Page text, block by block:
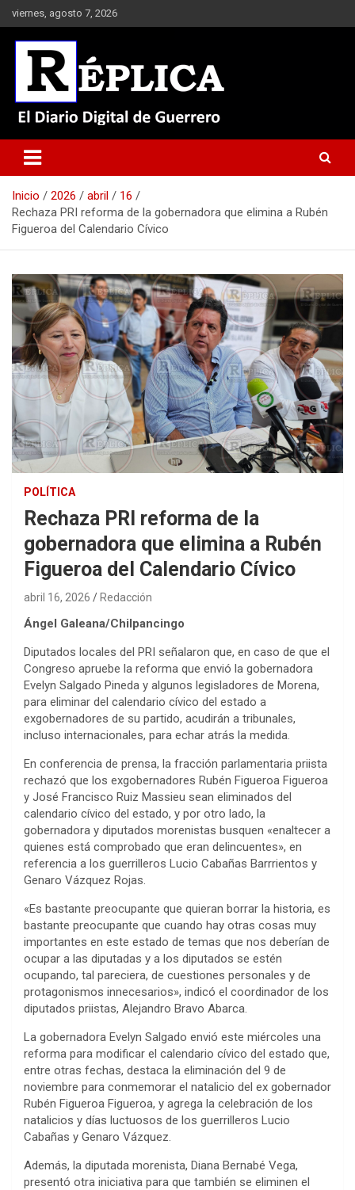
Saltar
al
contenido
viernes, agosto 7, 2026
Réplica
Inicio 2026 abril
16
Rechaza PRI reforma de la gobernadora que elimina a Rubén
Figueroa del Calendario Cívico
POLÍTICA
Rechaza PRI reforma de la
gobernadora que elimina a Rubén
Figueroa del Calendario Cívico
abril 16, 2026 Redacción
Ángel Galeana/Chilpancingo
Diputados locales del PRI señalaron que, en caso de que el
Congreso apruebe la reforma que envió la gobernadora
Evelyn Salgado Pineda y algunos legisladores de Morena,
para eliminar del calendario cívico del estado a
exgobernadores de su partido, acudirán a tribunales,
incluso internacionales, para echar atrás la medida.
En conferencia de prensa, la fracción parlamentaria priista
rechazó que los exgobernadores Rubén Figueroa Figueroa
y José Francisco Ruiz Massieu sean eliminados del
calendario cívico del estado, y por otro lado, la
gobernadora y diputados morenistas busquen «enaltecer a
quienes está comprobado que eran delincuentes», en
referencia a los guerrilleros Lucio Cabañas Barrrientos y
Genaro Vázquez Rojas.
«Es bastante preocupante que quieran borrar la historia, es
bastante preocupante que cuando hay otras cosas muy
importantes en este estado de temas que nos deberían de
ocupar a las diputadas y a los diputados se estén
ocupando, tal pareciera, de cuestiones personales y de
protagonismos innecesarios», indicó el coordinador de los
diputados priistas, Alejandro Bravo Abarca.
La gobernadora Evelyn Salgado envió este miércoles una
reforma para modificar el calendario cívico del estado que,
entre otras fechas, destaca la eliminación del 9 de
noviembre para conmemorar el natalicio del ex gobernador
Rubén Figueroa Figueroa, y agrega la celebración de los
natalicios y días luctuosos de los guerrilleros Lucio
Cabañas y Genaro Vázquez.
Además, la diputada morenista, Diana Bernabé Vega,
presentó otra iniciativa para que también se eliminen el